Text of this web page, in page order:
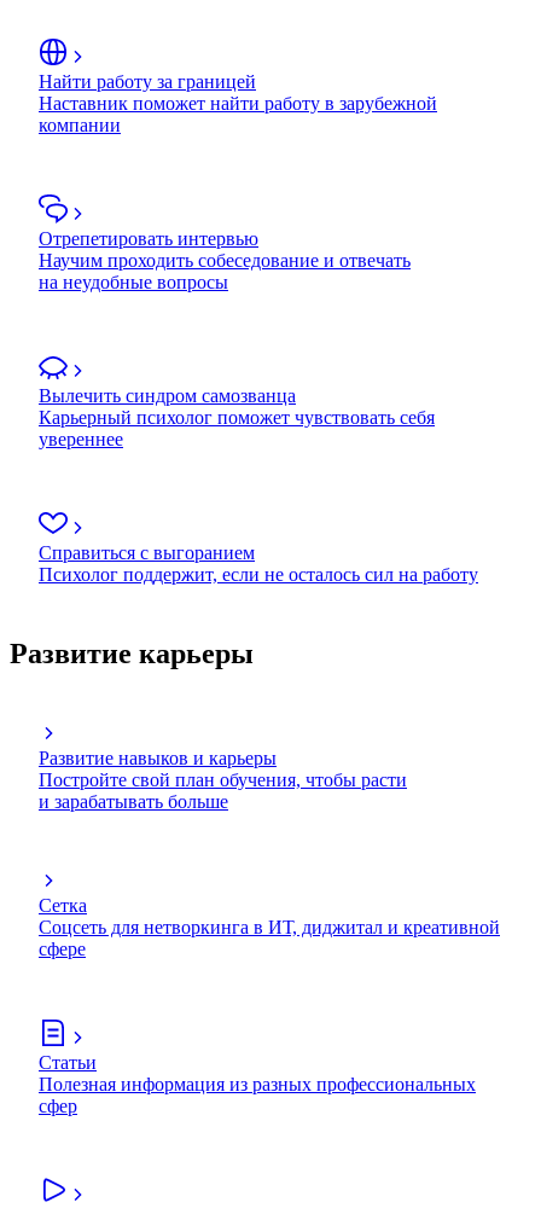
Найти работу за границей
Наставник поможет найти работу в зарубежной
компании
Отрепетировать интервью
Научим проходить собеседование и отвечать
на неудобные вопросы
Вылечить синдром самозванца
Карьерный психолог поможет чувствовать себя
увереннее
Справиться с выгоранием
Психолог поддержит, если не осталось сил на работу
Развитие карьеры
Развитие навыков и карьеры
Постройте свой план обучения, чтобы расти
и зарабатывать больше
Сетка
Соцсеть для нетворкинга в ИТ, диджитал и креативной
сфере
Статьи
Полезная информация из разных профессиональных
сфер